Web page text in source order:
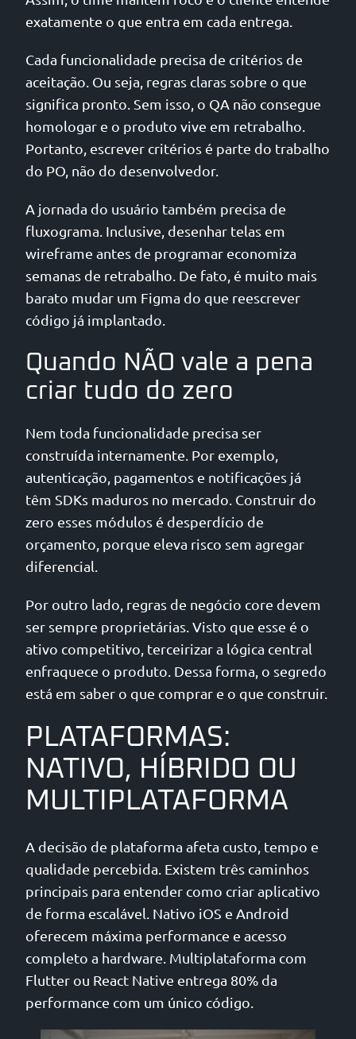
exatamente o que entra em cada entrega.
Cada funcionalidade precisa de critérios de
aceitação. Ou seja, regras claras sobre o que
significa pronto. Sem isso, o QA não consegue
homologar e o produto vive em retrabalho.
Portanto, escrever critérios é parte do trabalho
do PO, não do desenvolvedor.
A jornada do usuário também precisa de
fluxograma. Inclusive, desenhar telas em
wireframe antes de programar economiza
semanas de retrabalho. De fato, é muito mais
barato mudar um Figma do que reescrever
código já implantado.
Quando NÃO vale a pena
criar tudo do zero
Nem toda funcionalidade precisa ser
construída internamente. Por exemplo,
autenticação, pagamentos e notificações já
têm SDKs maduros no mercado. Construir do
zero esses módulos é desperdício de
orçamento, porque eleva risco sem agregar
diferencial.
Por outro lado, regras de negócio core devem
ser sempre proprietárias. Visto que esse é o
ativo competitivo, terceirizar a lógica central
enfraquece o produto. Dessa forma, o segredo
está em saber o que comprar e o que construir.
PLATAFORMAS:
NATIVO, HÍBRIDO OU
MULTIPLATAFORMA
A decisão de plataforma afeta custo, tempo e
qualidade percebida. Existem três caminhos
principais para entender como criar aplicativo
de forma escalável. Nativo iOS e Android
oferecem máxima performance e acesso
completo a hardware. Multiplataforma com
Flutter ou React Native entrega 80% da
performance com um único código.